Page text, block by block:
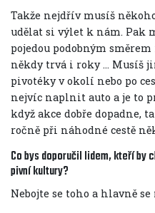
Takže nejdřív musíš
udělat si výlet k nám. Pak
pojedou podobným
někdy trvá i roky ... Musíš
pivotéky v okolí nebo po
nejvíc naplnit auto a je to
když akce dobře dopadne,
ročně při náhodné cestě
Co bys doporučil lidem, kteří
pivní kultury?
Nebojte se toho a hlavně